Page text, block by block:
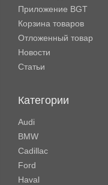
Приложение BGT
Корзина товаров
Отложенный товар
Новости
Статьи
Категории
Audi
BMW
Cadillac
Ford
Haval